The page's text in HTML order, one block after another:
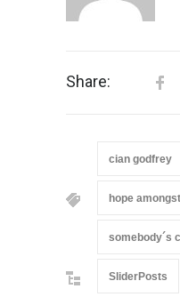
Share:
cian godfrey
hope
somebody´s
SliderPosts